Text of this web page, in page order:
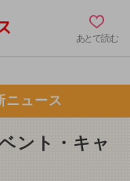
あとで読む
ニュース
ント・キャ